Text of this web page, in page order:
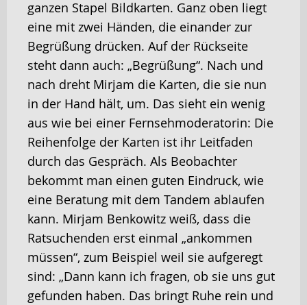
ganzen Stapel Bildkarten. Ganz oben liegt
eine mit zwei Händen, die einander zur
Begrüßung drücken. Auf der Rückseite
steht dann auch: „Begrüßung“. Nach und
nach dreht Mirjam die Karten, die sie nun
in der Hand hält, um. Das sieht ein wenig
aus wie bei einer Fernsehmoderatorin: Die
Reihenfolge der Karten ist ihr Leitfaden
durch das Gespräch. Als Beobachter
bekommt man einen guten Eindruck, wie
eine Beratung mit dem Tandem ablaufen
kann. Mirjam Benkowitz weiß, dass die
Ratsuchenden erst einmal „ankommen
müssen“, zum Beispiel weil sie aufgeregt
sind: „Dann kann ich fragen, ob sie uns gut
gefunden haben. Das bringt Ruhe rein und